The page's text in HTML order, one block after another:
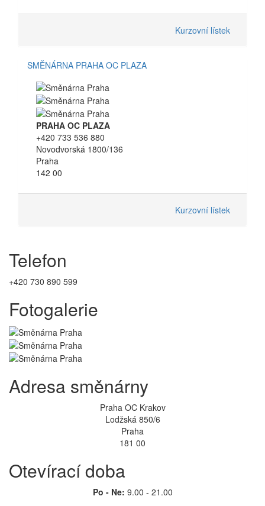
Kurzovní lístek
SMĚNÁRNA PRAHA OC PLAZA
PRAHA OC PLAZA
+420 733 536 880
Novodvorská 1800/136
Praha
142 00
Kurzovní lístek
Telefon
+420 730 890 599
Fotogalerie
Adresa směnárny
Praha OC Krakov
Lodžská 850/6
Praha
181 00
Otevírací doba
Po - Ne: 9.00 - 21.00